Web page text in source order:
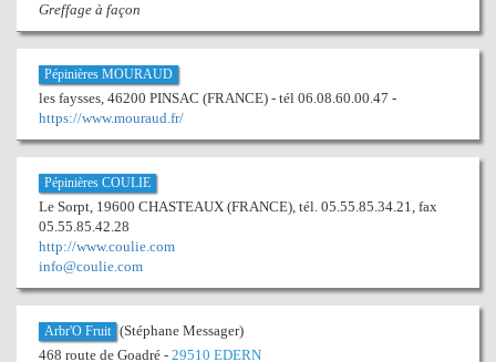
Greffage à façon
Pépinières MOURAUD
les faysses, 46200 PINSAC (FRANCE) - tél 06.08.60.00.47 -
https://www.mouraud.fr/
Pépinières COULIE
Le Sorpt, 19600 CHASTEAUX (FRANCE), tél. 05.55.85.34.21, fax
05.55.85.42.28
http://www.coulie.com
info@coulie.com
Arbr'O Fruit (Stéphane Messager)
468 route de Goadré - 29510 EDERN